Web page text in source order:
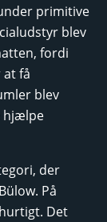
primitive
blev
fordi
få
blev
hjælpe
der
På
Det